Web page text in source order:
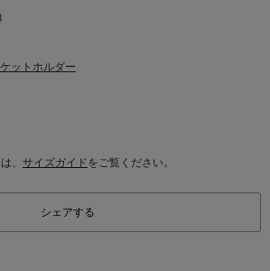
ットホルダー
、 サイズガイドをご覧ください。
シェアする